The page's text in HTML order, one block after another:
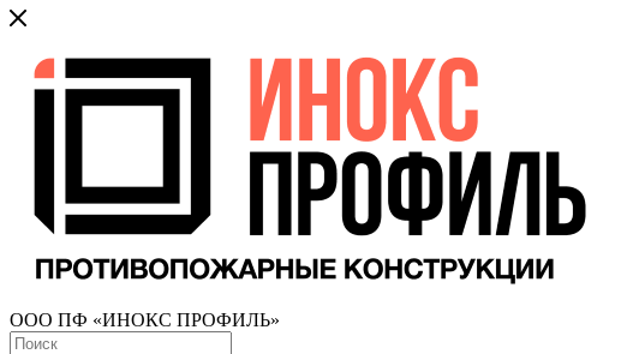
ООО ПФ «ИНОКС ПРОФИЛЬ»